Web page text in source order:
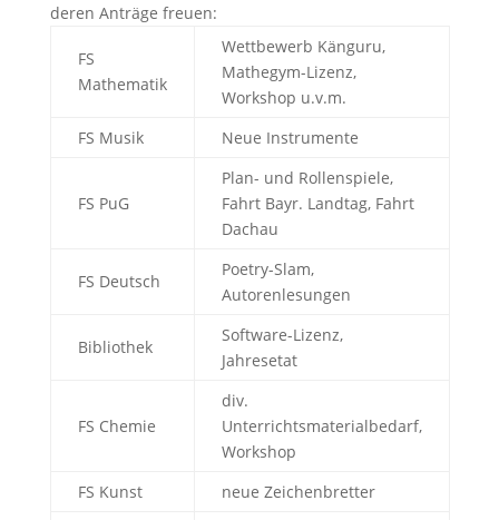
deren Anträge freuen:
FS
Mathematik
Wettbewerb Känguru,
Mathegym-Lizenz,
Workshop u.v.m.
FS Musik
Neue Instrumente
FS PuG
Plan- und Rollenspiele,
Fahrt Bayr. Landtag, Fahrt
Dachau
FS Deutsch
Poetry-Slam,
Autorenlesungen
Bibliothek
Software-Lizenz,
Jahresetat
FS Chemie
div.
Unterrichtsmaterialbedarf,
Workshop
FS Kunst
neue Zeichenbretter